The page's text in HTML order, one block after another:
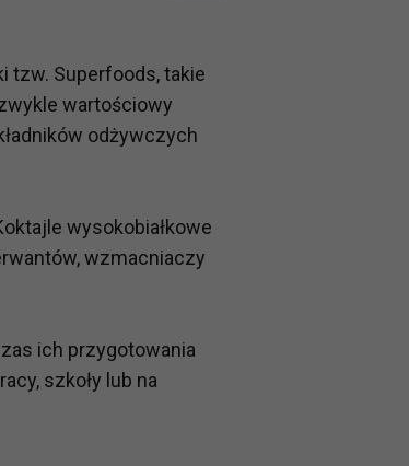
tzw. Superfoods, takie
wartościowy
odżywczych
wysokobiałkowe
wzmacniaczy
ich przygotowania
szkoły lub na